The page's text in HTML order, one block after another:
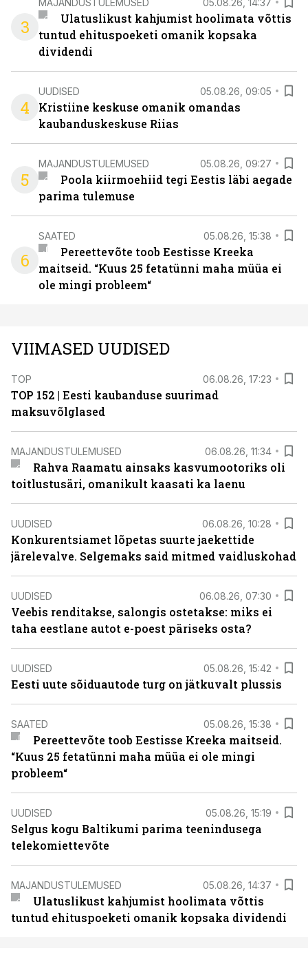
3
Ulatuslikust kahjumist hoolimata võttis
tuntud ehituspoeketi omanik kopsaka
dividendi
4
UUDISED 05.08.26, 09:05
Kristiine keskuse omanik omandas
kaubanduskeskuse Riias
5
MAJANDUSTULEMUSED 05.08.26, 09:27
Poola kiirmoehiid tegi Eestis läbi aegade
parima tulemuse
6
SAATED 05.08.26, 15:38
Pereettevõte toob Eestisse Kreeka
maitseid. “Kuus 25 fetatünni maha müüa ei
ole mingi probleem“
VIIMASED UUDISED
TOP 06.08.26, 17:23
TOP 152 | Eesti kaubanduse suurimad
maksuvõlglased
MAJANDUSTULEMUSED 06.08.26, 11:34
Rahva Raamatu ainsaks kasvumootoriks oli
toitlustusäri, omanikult kaasati ka laenu
UUDISED 06.08.26, 10:28
Konkurentsiamet lõpetas suurte jaekettide
järelevalve. Selgemaks said mitmed vaidluskohad
UUDISED 06.08.26, 07:30
Veebis renditakse, salongis ostetakse: miks ei
taha eestlane autot e-poest päriseks osta?
UUDISED 05.08.26, 15:42
Eesti uute sõiduautode turg on jätkuvalt plussis
SAATED 05.08.26, 15:38
Pereettevõte toob Eestisse Kreeka maitseid.
“Kuus 25 fetatünni maha müüa ei ole mingi
probleem“
UUDISED 05.08.26, 15:19
Selgus kogu Baltikumi parima teenindusega
telekomiettevõte
MAJANDUSTULEMUSED 05.08.26, 14:37
Ulatuslikust kahjumist hoolimata võttis
tuntud ehituspoeketi omanik kopsaka dividendi